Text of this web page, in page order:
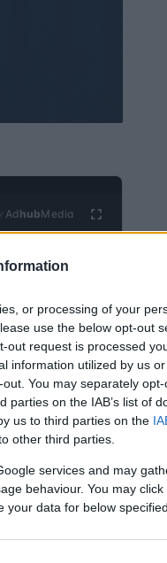
or processing of your
use the below opt-out
out request is processed
information utilized by us
You may separately
on the IAB’s list of
us to third parties on the
other third parties.
services and may
behaviour. You may
your data for below
Ad hubMedia
los críticos más
la
despedir a
evento para
y una lista de